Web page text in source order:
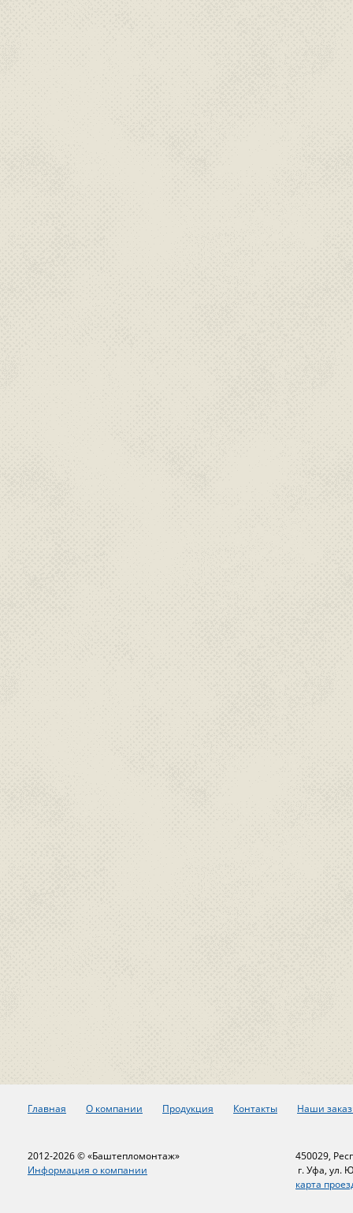
Главная О компании Продукция Контакты Наши
2012-2026 © «Баштепломонтаж»
Информация о компании
450029,
г. Уфа, ул.
карта